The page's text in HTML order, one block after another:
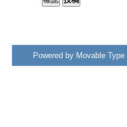
Powered by Movable Type